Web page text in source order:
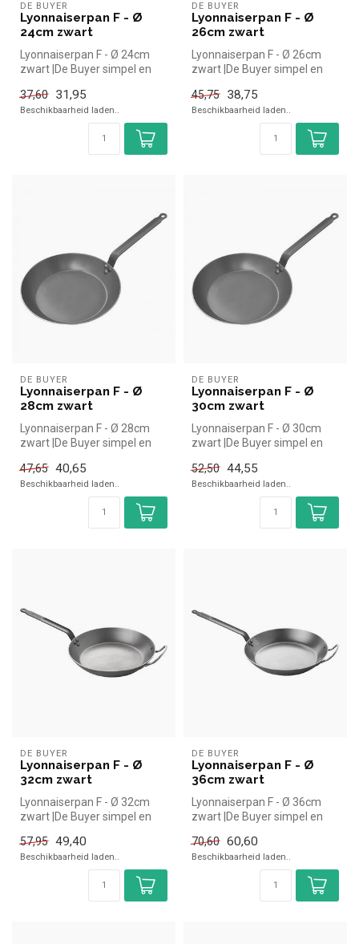
DE BUYER
Lyonnaiserpan F - Ø
24cm zwart
Lyonnaiserpan F - Ø 24cm
zwart |De Buyer simpel en
horeca....
37,60 31,95
Beschikbaarheid laden..
DE BUYER
Lyonnaiserpan F - Ø
26cm zwart
Lyonnaiserpan F - Ø 26cm
zwart |De Buyer simpel en
horeca....
45,75 38,75
Beschikbaarheid laden..
DE BUYER
Lyonnaiserpan F - Ø
28cm zwart
Lyonnaiserpan F - Ø 28cm
zwart |De Buyer simpel en
horeca....
47,65 40,65
Beschikbaarheid laden..
DE BUYER
Lyonnaiserpan F - Ø
30cm zwart
Lyonnaiserpan F - Ø 30cm
zwart |De Buyer simpel en
horeca....
52,50 44,55
Beschikbaarheid laden..
DE BUYER
Lyonnaiserpan F - Ø
32cm zwart
Lyonnaiserpan F - Ø 32cm
zwart |De Buyer simpel en
horeca....
57,95 49,40
Beschikbaarheid laden..
DE BUYER
Lyonnaiserpan F - Ø
36cm zwart
Lyonnaiserpan F - Ø 36cm
zwart |De Buyer simpel en
horeca....
70,60 60,60
Beschikbaarheid laden..